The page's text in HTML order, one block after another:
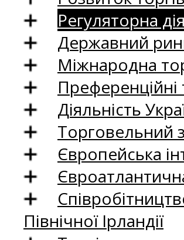
Регуляторна
Державний
Міжнародна
Преференційні
Діяльність
Торговельний
Європейська
Північної Ірландії